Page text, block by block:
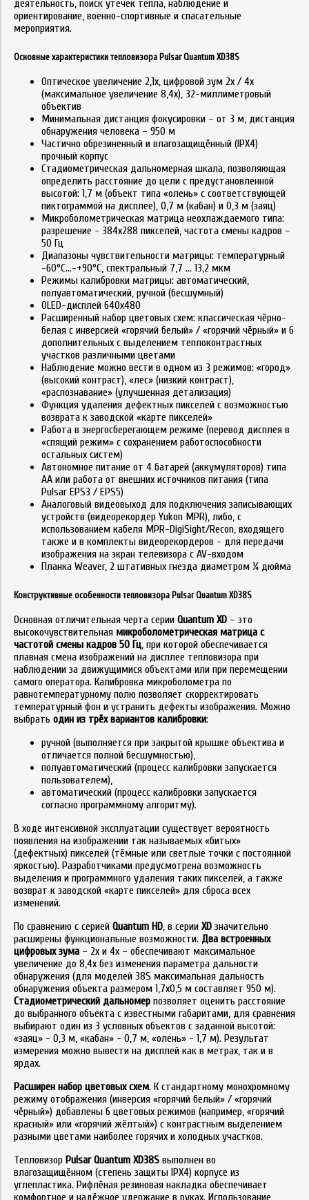
деятельность, поиск утечек тепла, наблюдение и
ориентирование, военно-спортивные и спасательные
мероприятия.
Основные характеристики тепловизора Pulsar Quantum XD38S
Оптическое увеличение 2,1x, цифровой зум 2x / 4x
(максимальное увеличение 8,4x), 32-миллиметровый
объектив
Минимальная дистанция фокусировки – от 3 м, дистанция
обнаружения человека – 950 м
Частично обрезиненный и влагозащищённый (IPX4)
прочный корпус
Стадиометрическая дальномерная шкала, позволяющая
определить расстояние до цели с предустановленной
высотой: 1,7 м (объект типа «олень» с соответствующей
пиктограммой на дисплее), 0,7 м (кабан) и 0,3 м (заяц)
Микроболометрическая матрица неохлаждаемого типа:
разрешение - 384х288 пикселей, частота смены кадров –
50 Гц
Диапазоны чувствительности матрицы: температурный
-60°C…-+90°C, спектральный 7,7 … 13,2 мкм
Режимы калибровки матрицы: автоматический,
полуавтоматический, ручной (бесшумный)
OLED-дисплей 640x480
Расширенный набор цветовых схем: классическая чёрно-
белая с инверсией «горячий белый» / «горячий чёрный» и 6
дополнительных с выделением теплоконтрастных
участков различными цветами
Наблюдение можно вести в одном из 3 режимов: «город»
(высокий контраст), «лес» (низкий контраст),
«распознавание» (улучшенная детализация)
Функция удаления дефектных пикселей с возможностью
возврата к заводской «карте пикселей»
Работа в энергосберегающем режиме (перевод дисплея в
«спящий режим» с сохранением работоспособности
остальных систем)
Автономное питание от 4 батарей (аккумуляторов) типа
AA или работа от внешних источников питания (типа
Pulsar EPS3 / EPS5)
Аналоговый видеовыход для подключения записывающих
устройств (видеорекордер Yukon MPR), либо, с
использованием кабеля MPR-DigiSight/Recon, входящего
также и в комплекты видеорекордеров - для передачи
изображения на экран телевизора с AV-входом
Планка Weaver, 2 штативных гнезда диаметром ¼ дюйма
Конструктивные особенности тепловизора Pulsar Quantum XD38S
Основная отличительная черта серии Quantum XD – это
высокочувствительная микроболометрическая матрица с
частотой смены кадров 50 Гц, при которой обеспечивается
плавная смена изображений на дисплее тепловизора при
наблюдении за движущимися объектами или при перемещении
самого оператора. Калибровка микроболометра по
равнотемпературному полю позволяет скорректировать
температурный фон и устранить дефекты изображения. Можно
выбрать один из трёх вариантов калибровки:
ручной (выполняется при закрытой крышке объектива и
отличается полной бесшумностью),
полуавтоматический (процесс калибровки запускается
пользователем),
автоматический (процесс калибровки запускается
согласно программному алгоритму).
В ходе интенсивной эксплуатации существует вероятность
появления на изображении так называемых «битых»
(дефектных) пикселей (тёмные или светлые точки с постоянной
яркостью). Разработчиками предусмотрена возможность
выделения и программного удаления таких пикселей, а также
возврат к заводской «карте пикселей» для сброса всех
изменений.
По сравнению с серией Quantum HD, в серии XD значительно
расширены функциональные возможности. Два встроенных
цифровых зума – 2x и 4x – обеспечивают максимальное
увеличение до 8,4x без изменения параметра дальности
обнаружения (для моделей 38S максимальная дальность
обнаружения объекта размером 1,7x0,5 м составляет 950 м).
Стадиометрический дальномер позволяет оценить расстояние
до выбранного объекта с известными габаритами, для сравнения
выбирают один из 3 условных объектов с заданной высотой:
«заяц» - 0,3 м, «кабан» - 0,7 м, «олень» - 1,7 м). Результат
измерения можно вывести на дисплей как в метрах, так и в
ярдах.
Расширен набор цветовых схем. К стандартному монохромному
режиму отображения (инверсия «горячий белый» / «горячий
чёрный») добавлены 6 цветовых режимов (например, «горячий
красный» или «горячий жёлтый») с контрастным выделением
разными цветами наиболее горячих и холодных участков.
Тепловизор Pulsar Quantum XD38S выполнен во
влагозащищённом (степень защиты IPX4) корпусе из
углепластика. Рифлёная резиновая накладка обеспечивает
комфортное и надёжное удержание в руках. Использование